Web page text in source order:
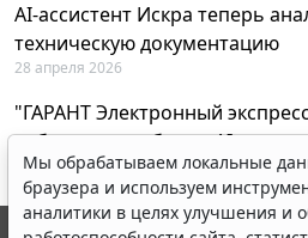
AI-ассистент Искра теперь
техническую документацию
28 апреля 2026
"ГАРАНТ Электронный
вебинар по работе с AI-
23 апреля 2026
Мы обрабатываем локальные
браузера и используем
аналитики в целях улучшения и